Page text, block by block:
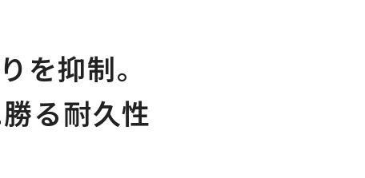
抑制。
る耐久性